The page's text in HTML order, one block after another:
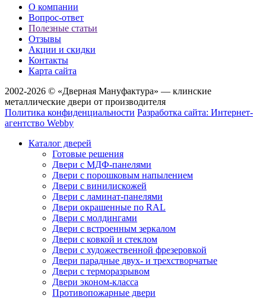
О компании
Вопрос-ответ
Полезные статьи
Отзывы
Акции и скидки
Контакты
Карта сайта
2002-2026 © «Дверная Мануфактура» — клинские
металлические двери от производителя
Политика конфиденциальности Разработка сайта: Интернет-
агентство Webby
Каталог дверей
Готовые решения
Двери с МДФ-панелями
Двери с порошковым напылением
Двери с винилискожей
Двери с ламинат-панелями
Двери окрашенные по RAL
Двери с молдингами
Двери с встроенным зеркалом
Двери с ковкой и стеклом
Двери с художественной фрезеровкой
Двери парадные двух- и трехстворчатые
Двери с терморазрывом
Двери эконом-класса
Противопожарные двери